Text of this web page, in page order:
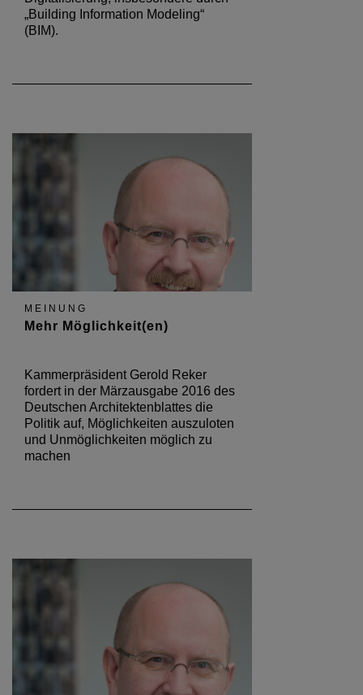
„Building Information Modeling“
(BIM).
MEINUNG
Mehr Möglichkeit(en)
Kammerpräsident Gerold Reker
fordert in der Märzausgabe 2016 des
Deutschen Architektenblattes die
Politik auf, Möglichkeiten auszuloten
und Unmöglichkeiten möglich zu
machen